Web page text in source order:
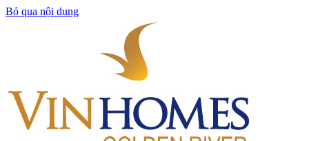
Bỏ qua nội dung